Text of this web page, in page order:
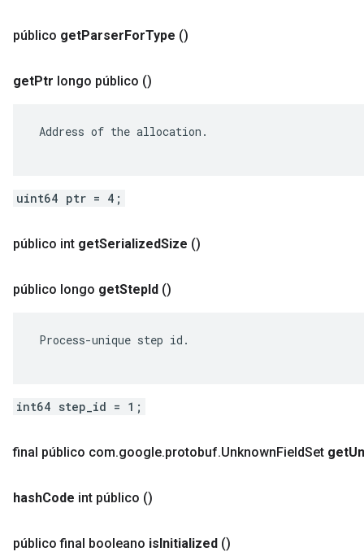
público getParserForType ()
getPtr longo público ()
Address of the allocation.
uint64 ptr = 4;
público int getSerializedSize ()
público longo getStepId ()
Process-unique step id.
int64 step_id = 1;
final público com.google.protobuf.UnknownFieldSet get
hashCode int público ()
público final booleano isInitialized ()